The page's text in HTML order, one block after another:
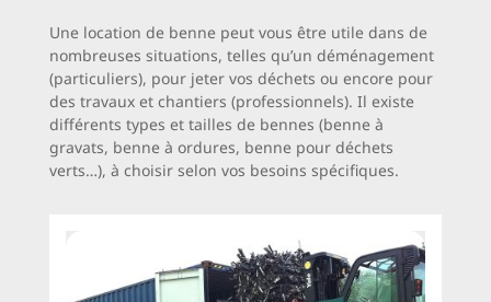
Une location de benne peut vous être utile dans de
nombreuses situations, telles qu’un déménagement
(particuliers), pour jeter vos déchets ou encore pour
des travaux et chantiers (professionnels). Il existe
différents types et tailles de bennes (benne à
gravats, benne à ordures, benne pour déchets
verts…), à choisir selon vos besoins spécifiques.